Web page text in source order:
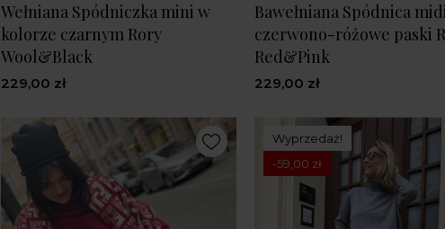
Wełniana Spódniczka mini w
kolorze czarnym Rory
Wool&Black
229,00 zł
Bawełniana Spódnica
czerwono-różowe paski
Red&Pink
229,00 zł
Wyprzedaż!
-59,00 zł